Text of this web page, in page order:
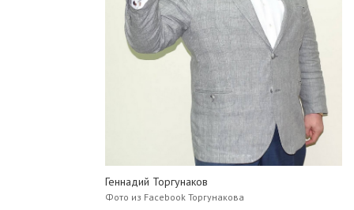
Геннадий Торгунаков
Фото из Facebook Торгунакова